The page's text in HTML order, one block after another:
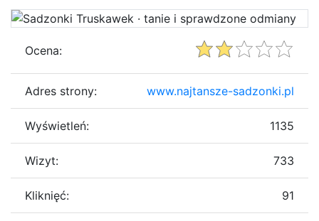
Ocena:
Adres strony: www.najtansze-sadzonki.pl
Wyświetleń: 1135
Wizyt: 733
Kliknięć: 91